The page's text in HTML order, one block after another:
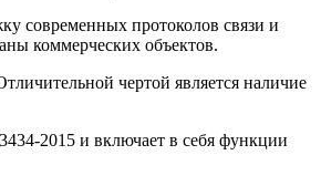
современных протоколов связи и
коммерческих объектов.
чертой является наличие
2015 и включает в себя функции